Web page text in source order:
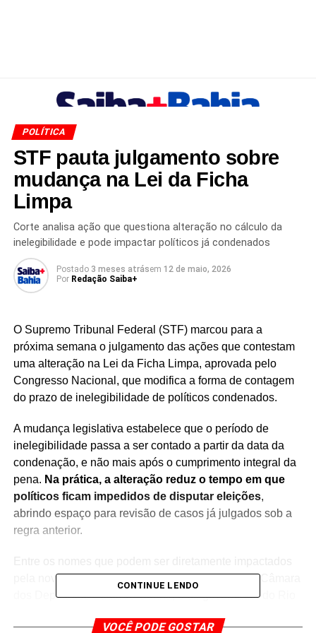
POLÍTICA
STF pauta julgamento sobre
mudança na Lei da Ficha
Limpa
Corte analisa ação que questiona alteração no cálculo da
inelegibilidade e pode impactar políticos já condenados
Postado 3 meses atrásem 12 de maio, 2026
Por Redação Saiba+
O Supremo Tribunal Federal (STF) marcou para a
próxima semana o julgamento das ações que contestam
uma alteração na Lei da Ficha Limpa, aprovada pelo
Congresso Nacional, que modifica a forma de contagem
do prazo de inelegibilidade de políticos condenados.
A mudança legislativa estabelece que o período de
inelegibilidade passa a ser contado a partir da data da
condenação, e não mais após o cumprimento integral da
pena. Na prática, a alteração reduz o tempo em que
políticos ficam impedidos de disputar eleições,
abrindo espaço para revisão de casos já julgados sob a
regra anterior.
pela nova interpretação estão o ex-presidente da Câmara
dos Deputados Eduardo Cunha, o ex-governador do Rio
Distrito Federal José Roberto Arruda, todos citados em
CONTINUE LENDO
VOCÊ PODE GOSTAR